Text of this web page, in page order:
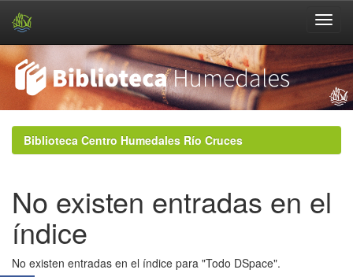
navigationBiblioteca Centro Humedales Río Cruces
No existen entradas en el
índice
No existen entradas en el índice para "Todo DSpace".